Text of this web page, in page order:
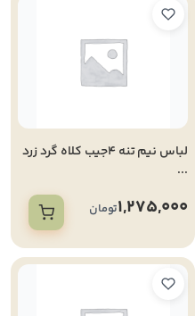
لباس نیم تنه 4جیب کلاه گرد زرد
...
1,275,000تومان